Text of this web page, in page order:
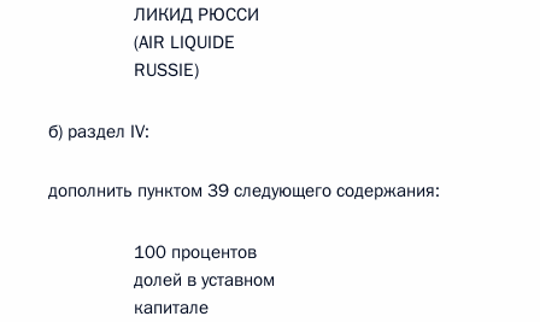
ЛИКИД РЮССИ
(AIR LIQUIDE
RUSSIE)
б) раздел IV:
дополнить пунктом 39 следующего содержания:
100 процентов
долей в уставном
капитале